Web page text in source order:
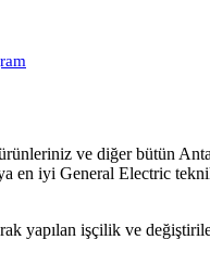
ve diğer bütün
en iyi General Electric
yapılan işçilik ve